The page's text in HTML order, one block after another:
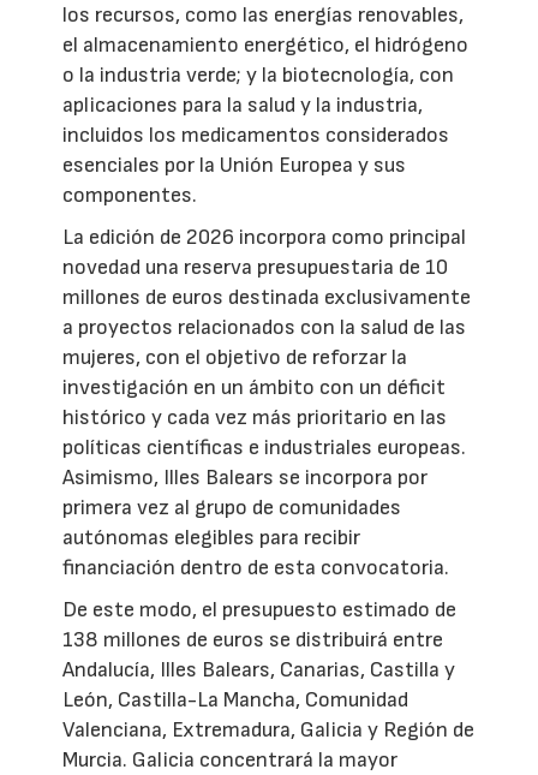
los recursos, como las energías renovables,
el almacenamiento energético, el hidrógeno
o la industria verde; y la biotecnología, con
aplicaciones para la salud y la industria,
incluidos los medicamentos considerados
esenciales por la Unión Europea y sus
componentes.
La edición de 2026 incorpora como principal
novedad una reserva presupuestaria de 10
millones de euros destinada exclusivamente
a proyectos relacionados con la salud de las
mujeres, con el objetivo de reforzar la
investigación en un ámbito con un déficit
histórico y cada vez más prioritario en las
políticas científicas e industriales europeas.
Asimismo, Illes Balears se incorpora por
primera vez al grupo de comunidades
autónomas elegibles para recibir
financiación dentro de esta convocatoria.
De este modo, el presupuesto estimado de
138 millones de euros se distribuirá entre
Andalucía, Illes Balears, Canarias, Castilla y
León, Castilla-La Mancha, Comunidad
Valenciana, Extremadura, Galicia y Región de
Murcia. Galicia concentrará la mayor